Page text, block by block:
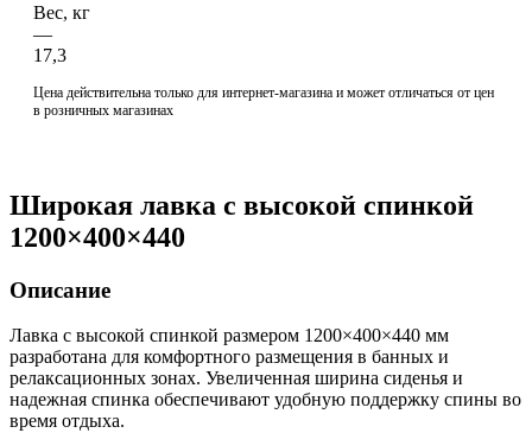
Вес, кг
—
17,3
Цена действительна только для интернет-магазина и может отличаться от цен
в розничных магазинах
Широкая лавка с высокой спинкой
1200×400×440
Описание
Лавка с высокой спинкой размером 1200×400×440 мм
разработана для комфортного размещения в банных и
релаксационных зонах. Увеличенная ширина сиденья и
надежная спинка обеспечивают удобную поддержку спины во
время отдыха.